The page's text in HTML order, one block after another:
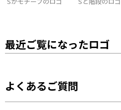
最近ご覧になったロゴ
よくあるご質問